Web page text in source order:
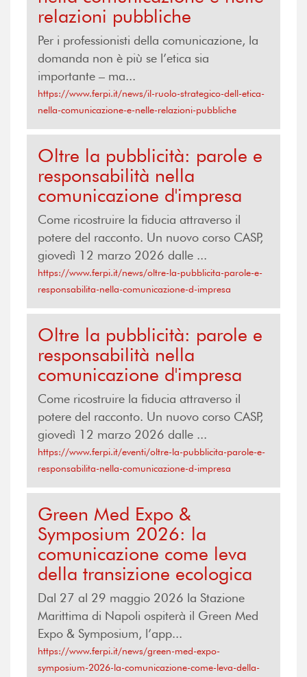
relazioni pubbliche
Per i professionisti della comunicazione, la
domanda non è più se l’etica sia
importante – ma...
https://www.ferpi.it/news/il-ruolo-strategico-dell-etica-
nella-comunicazione-e-nelle-relazioni-pubbliche
Oltre la pubblicità: parole e
responsabilità nella
comunicazione d'impresa
Come ricostruire la fiducia attraverso il
potere del racconto. Un nuovo corso CASP,
giovedì 12 marzo 2026 dalle ...
https://www.ferpi.it/news/oltre-la-pubblicita-parole-e-
responsabilita-nella-comunicazione-d-impresa
Oltre la pubblicità: parole e
responsabilità nella
comunicazione d'impresa
Come ricostruire la fiducia attraverso il
potere del racconto. Un nuovo corso CASP,
giovedì 12 marzo 2026 dalle ...
https://www.ferpi.it/eventi/oltre-la-pubblicita-parole-e-
responsabilita-nella-comunicazione-d-impresa
Green Med Expo &
Symposium 2026: la
comunicazione come leva
della transizione ecologica
Dal 27 al 29 maggio 2026 la Stazione
Marittima di Napoli ospiterà il Green Med
Expo & Symposium, l’app...
https://www.ferpi.it/news/green-med-expo-
symposium-2026-la-comunicazione-come-leva-della-